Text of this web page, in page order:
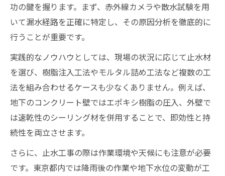
功の鍵を握ります。まず、赤外線カメラや散水試験を用
いて漏水経路を正確に特定し、その原因分析を徹底的に
行うことが重要です。
実践的なノウハウとしては、現場の状況に応じて止水材
を選び、樹脂注入工法やモルタル詰め工法など複数の工
法を組み合わせるケースも少なくありません。例えば、
地下のコンクリート壁ではエポキシ樹脂の圧入、外壁で
は速乾性のシーリング材を併用することで、即効性と持
続性を両立させます。
さらに、止水工事の際は作業環境や天候にも注意が必要
です。東京都内では降雨後の作業や地下水位の変動が工